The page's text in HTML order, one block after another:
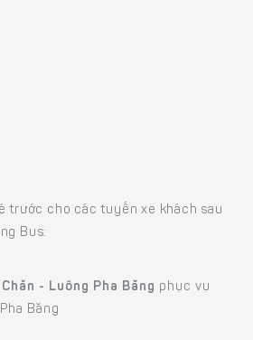
trước cho các tuyến xe khách sau
Bus:
Chăn - Luông Pha Băng phục vụ
Băng